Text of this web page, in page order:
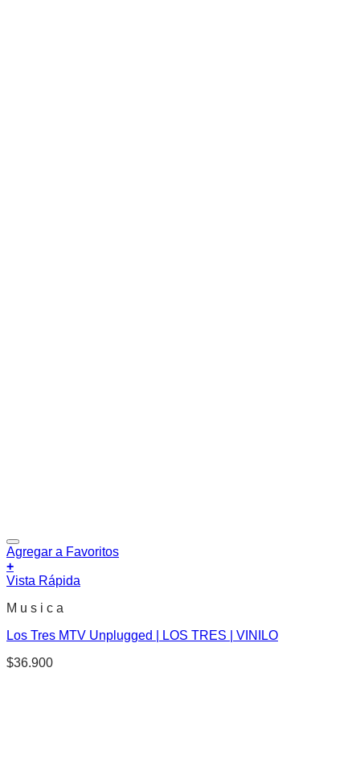
Agregar a Favoritos
+
Vista Rápida
M u s i c a
Los Tres MTV Unplugged | LOS TRES | VINILO
$36.900